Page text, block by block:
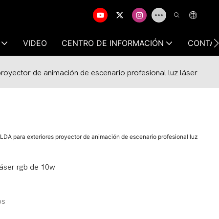
VIDEO CENTRO DE INFORMACIÓN
de animación de escenario profesional luz láser
para exteriores proyector de animación de escenario profesional luz
rgb de 10w